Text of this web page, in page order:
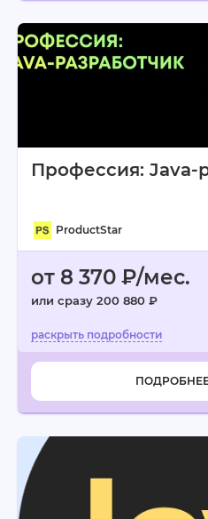
Профессия: Java-
ProductStar
от 8 370 ₽/мес.
или сразу 200 880 ₽